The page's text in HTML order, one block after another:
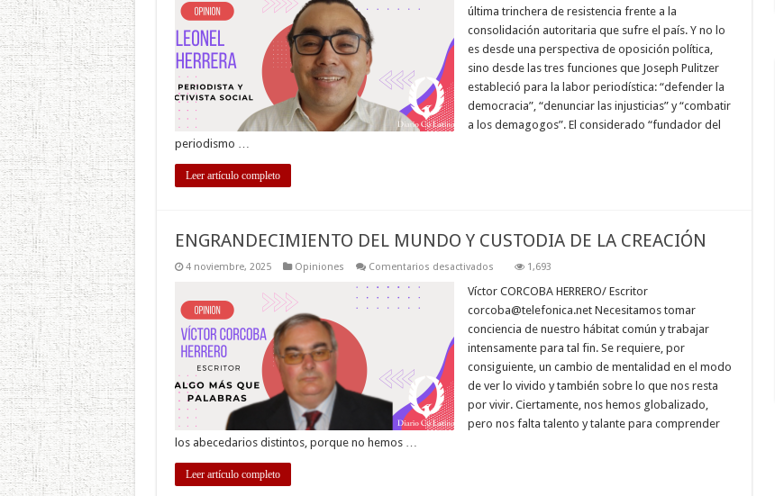
el
periodismo
que
resiste
última trinchera de resistencia frente a la
consolidación autoritaria que sufre el país. Y no lo
es desde una perspectiva de oposición política,
sino desde las tres funciones que Joseph Pulitzer
estableció para la labor periodística: “defender la
democracia”, “denunciar las injusticias” y “combatir
a los demagogos”. El considerado “fundador del
periodismo …
Leer artículo completo
ENGRANDECIMIENTO DEL MUNDO Y CUSTODIA DE LA CREACIÓN
4 noviembre, 2025 Opiniones Comentarios desactivadosen
DEL
Y
CUSTODIA
DE
LA
1,693
Víctor CORCOBA HERRERO/ Escritor
corcoba@telefonica.netNecesitamos tomar
conciencia de nuestro hábitat común y trabajar
intensamente para tal fin. Se requiere, por
consiguiente, un cambio de mentalidad en el modo
de ver lo vivido y también sobre lo que nos resta
por vivir. Ciertamente, nos hemos globalizado,
pero nos falta talento y talante para comprender
los abecedarios distintos, porque no hemos …
Leer artículo completo